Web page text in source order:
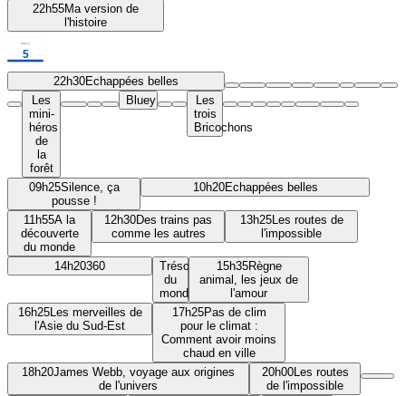
22h55Ma version de
l'histoire
22h30Echappées belles
Les
mini-
héros
de
la
forêt
Bluey
Les
trois
Bricochons
09h25Silence, ça
pousse !
10h20Echappées belles
11h55A la
découverte
du monde
12h30Des trains pas
comme les autres
13h25Les routes de
l'impossible
14h20360
Trésors
du
monde
15h35Règne
animal, les jeux de
l'amour
16h25Les merveilles de
l'Asie du Sud-Est
17h25Pas de clim
pour le climat :
Comment avoir moins
chaud en ville
18h20James Webb, voyage aux origines
de l'univers
20h00Les routes
de l'impossible